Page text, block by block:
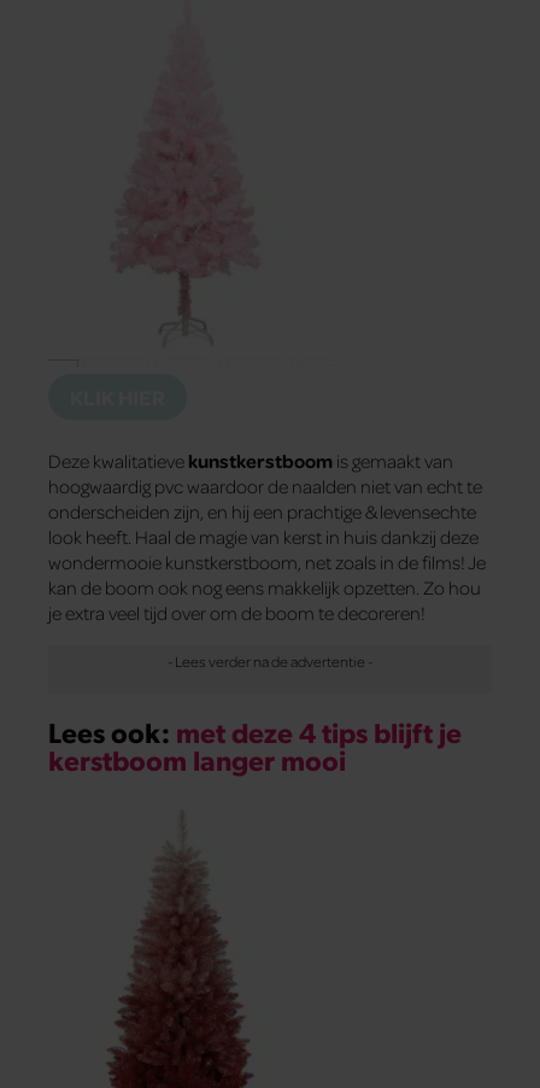
Deze kwalitatieve kunstkerstboom is gemaakt van
hoogwaardig pvc waardoor de naalden niet van echt te
onderscheiden zijn, en hij een prachtige & levensechte
look heeft. Haal de magie van kerst in huis dankzij deze
wondermooie kunstkerstboom, net zoals in de films! Je
kan de boom ook nog eens makkelijk opzetten. Zo hou
je extra veel tijd over om de boom te decoreren!
Lees ook: met deze 4 tips blijft je
kerstboom langer mooi